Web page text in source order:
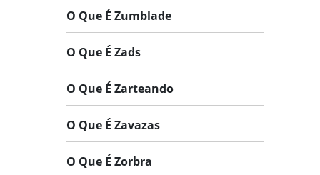
O Que É Zumblade
O Que É Zads
O Que É Zarteando
O Que É Zavazas
O Que É Zorbra